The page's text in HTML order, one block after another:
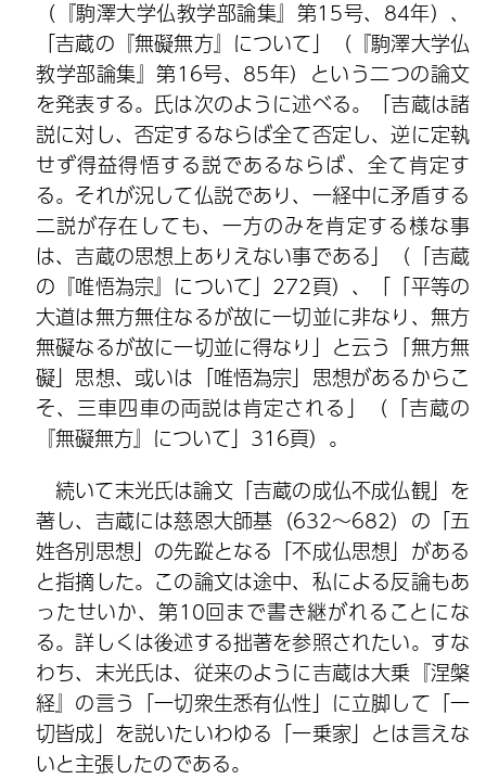
（『駒澤大学仏教学部論集』第15号、84年）、
「吉蔵の『無礙無方』について」（『駒澤大学仏
教学部論集』第16号、85年）という二つの論文
を発表する。氏は次のように述べる。「吉蔵は諸
説に対し、否定するならば全て否定し、逆に定執
せず得益得悟する説であるならば、全て肯定す
る。それが況して仏説であり、一経中に矛盾する
二説が存在しても、一方のみを肯定する様な事
は、吉蔵の思想上ありえない事である」（「吉蔵
の『唯悟為宗』について」272頁）、「「平等の
大道は無方無住なるが故に一切並に非なり、無方
無礙なるが故に一切並に得なり」と云う「無方無
礙」思想、或いは「唯悟為宗」思想があるからこ
そ、三車四車の両説は肯定される」（「吉蔵の
『無礙無方』について」316頁）。
続いて末光氏は論文「吉蔵の成仏不成仏観」を
著し、吉蔵には慈恩大師基（632～682）の「五
姓各別思想」の先蹤となる「不成仏思想」がある
と指摘した。この論文は途中、私による反論もあ
ったせいか、第10回まで書き継がれることにな
る。詳しくは後述する拙著を参照されたい。すな
わち、末光氏は、従来のように吉蔵は大乗『涅槃
経』の言う「一切衆生悉有仏性」に立脚して「一
切皆成」を説いたいわゆる「一乗家」とは言えな
いと主張したのである。